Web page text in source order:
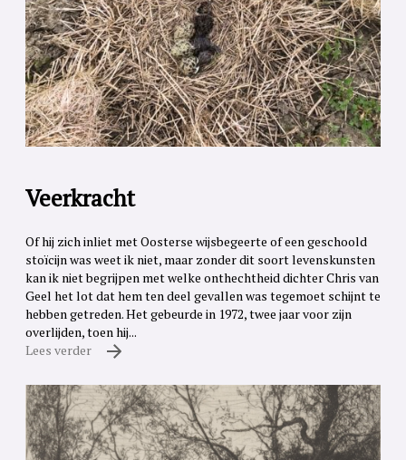
Veerkracht
Of hij zich inliet met Oosterse wijsbegeerte of een geschoold
stoïcijn was weet ik niet, maar zonder dit soort levenskunsten
kan ik niet begrijpen met welke onthechtheid dichter Chris van
Geel het lot dat hem ten deel gevallen was tegemoet schijnt te
hebben getreden. Het gebeurde in 1972, twee jaar voor zijn
overlijden, toen hij...
Lees verder